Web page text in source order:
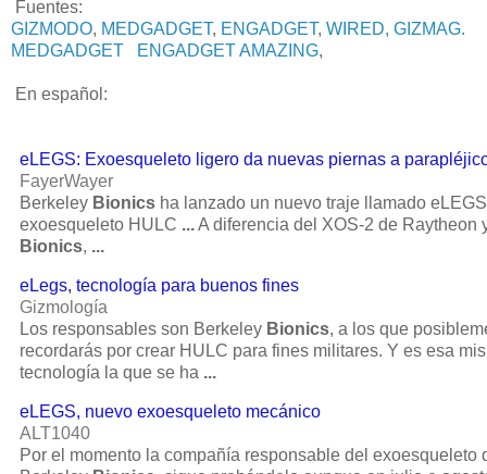
Fuentes:
GIZMODO, MEDGADGET, ENGADGET, WIRED, GIZMAG.
MEDGADGET
ENGADGETAMAZING,
En español:
eLEGS: Exoesqueleto ligero da nuevas piernas a
FayerWayer
Berkeley Bionics ha lanzado un nuevo traje llamado
exoesqueleto HULC ...A diferencia del XOS-2 de Raytheon
Bionics, ...
eLegs, tecnología para buenos fines
Gizmología
Los responsables son Berkeley Bionics, a los que
recordarás por crear HULC para fines militares. Y es esa
tecnología la que se ha ...
eLEGS, nuevo exoesqueleto mecánico
ALT1040
Por el momento la compañía responsable del exoesqueleto